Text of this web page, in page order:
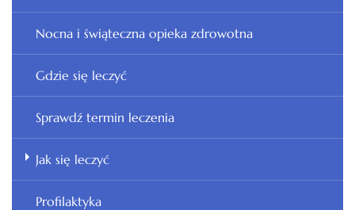
Nocna i świąteczna opieka zdrowotna
Gdzie się leczyć
Sprawdź termin leczenia
Jak się leczyć
Profilaktyka